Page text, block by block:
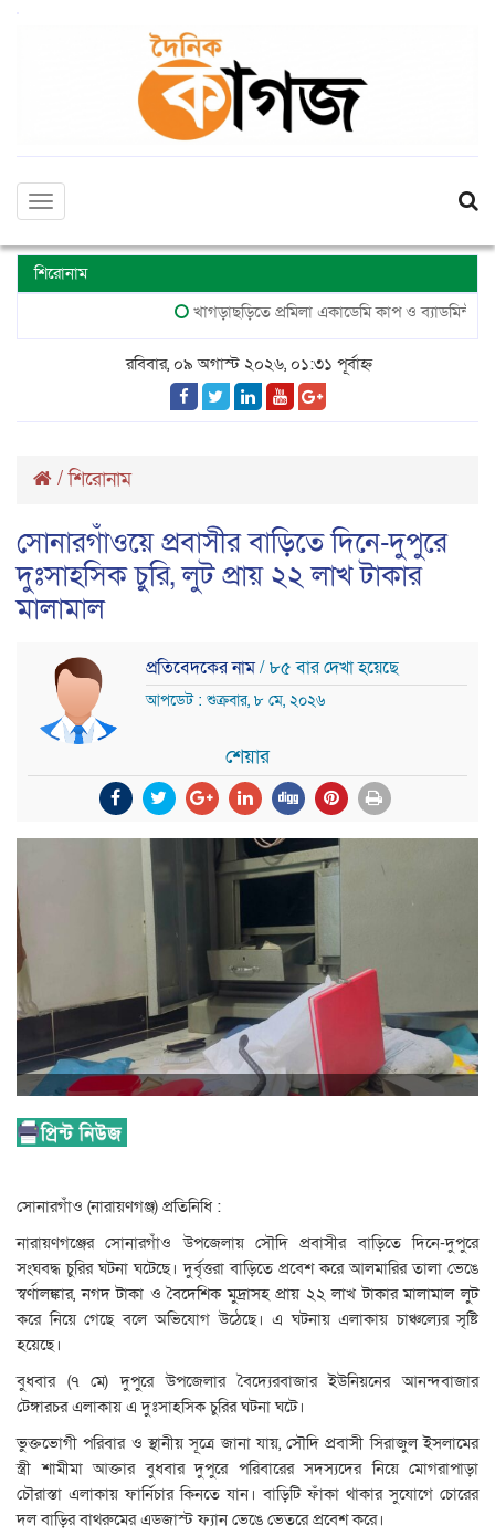
Toggle
শিরোনাম
খাগড়াছড়িতে প্রমিলা একাডেমি কাপ ও ব্যাডমিন্টন
রবিবার, ০৯ অগাস্ট ২০২৬, ০১:৩১ পূর্বাহ্ন
/শিরোনাম
সোনারগাঁওয়ে প্রবাসীর বাড়িতে দিনে-দুপুরে
দুঃসাহসিক চুরি, লুট প্রায় ২২ লাখ টাকার
মালামাল
প্রতিবেদকের নাম/ ৮৫ বার দেখা হয়েছে
আপডেট : শুক্রবার, ৮ মে, ২০২৬
শেয়ার
সোনারগাঁও (নারায়ণগঞ্জ) প্রতিনিধি :
নারায়ণগঞ্জের সোনারগাঁও উপজেলায় সৌদি প্রবাসীর বাড়িতে দিনে-দুপুরে
সংঘবদ্ধ চুরির ঘটনা ঘটেছে। দুর্বৃত্তরা বাড়িতে প্রবেশ করে আলমারির তালা ভেঙে
স্বর্ণালঙ্কার, নগদ টাকা ও বৈদেশিক মুদ্রাসহ প্রায় ২২ লাখ টাকার মালামাল লুট
করে নিয়ে গেছে বলে অভিযোগ উঠেছে। এ ঘটনায় এলাকায় চাঞ্চল্যের সৃষ্টি
হয়েছে।
বুধবার (৭ মে) দুপুরে উপজেলার বৈদ্যেরবাজার ইউনিয়নের আনন্দবাজার
টেঙ্গারচর এলাকায় এ দুঃসাহসিক চুরির ঘটনা ঘটে।
ভুক্তভোগী পরিবার ও স্থানীয় সূত্রে জানা যায়, সৌদি প্রবাসী সিরাজুল ইসলামের
স্ত্রী শামীমা আক্তার বুধবার দুপুরে পরিবারের সদস্যদের নিয়ে মোগরাপাড়া
চৌরাস্তা এলাকায় ফার্নিচার কিনতে যান। বাড়িটি ফাঁকা থাকার সুযোগে চোরের
দল বাড়ির বাথরুমের এডজাস্ট ফ্যান ভেঙে ভেতরে প্রবেশ করে।